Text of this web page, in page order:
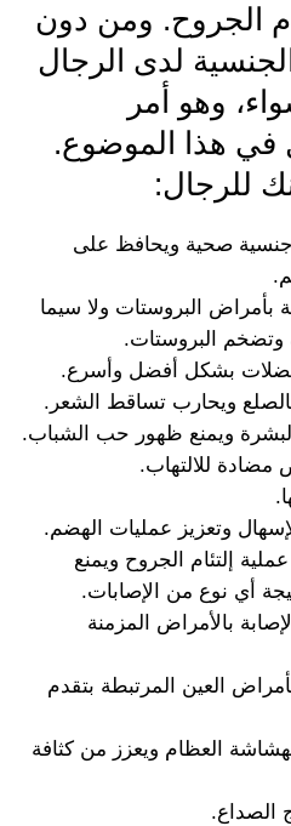
الجروح. ومن دون
لدى الرجال
وهو أمر
في هذا الموضوع.
للرجال:
جنسية صحية ويحافظ على
بأمراض البروستات ولا سيما
وتضخم البروستات.
بشكل أفضل وأسرع.
ويحارب تساقط الشعر.
ويمنع ظهور حب الشباب.
للالتهاب.
وتعزيز عمليات الهضم.
إلتئام الجروح ويمنع
أي نوع من الإصابات.
بالأمراض المزمنة
العين المرتبطة بتقدم
العظام ويعزز من كثافة
الصداع.